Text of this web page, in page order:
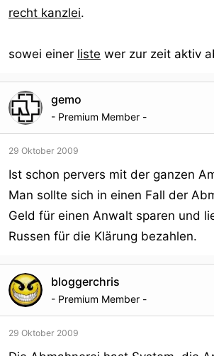
r
r
recht kanzlei.
sowei einer liste wer zur zeit aktiv
gemo
- Premium Member -
29 Oktober 2009
Ist schon pervers mit der ganzen
Man sollte sich in einen Fall der
Geld für einen Anwalt sparen und
Russen für die Klärung bezahlen.
bloggerchris
- Premium Member -
29 Oktober 2009